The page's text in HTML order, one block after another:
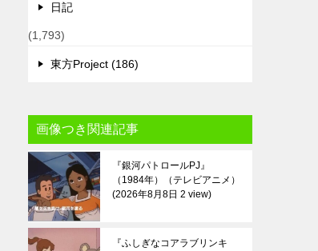
日記
(1,793)
東方Project (186)
画像つき関連記事
『銀河パトロールPJ』
（1984年）（テレビアニメ）
2026年8月8日 2 view
『ふしぎなコアラブリンキ